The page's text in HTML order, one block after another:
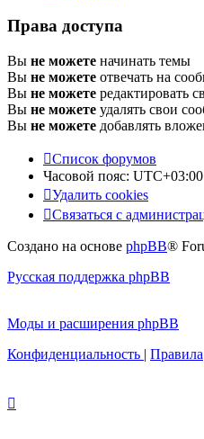
Права доступа
Вы не можете начинать темы
Вы не можете отвечать на
Вы не можете редактировать
Вы не можете удалять свои
Вы не можете добавлять
Список форумов
Часовой пояс: UTC+03:00
Удалить cookies
Связаться с
Создано на основе phpBB®
Русская поддержка phpBB
Моды и расширения phpBB
Конфиденциальность | Правила